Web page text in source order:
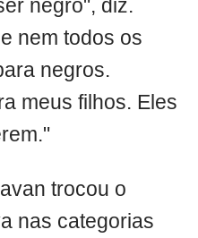
negro", diz.
nem todos os
negros.
meus filhos. Eles
trocou o
nas categorias